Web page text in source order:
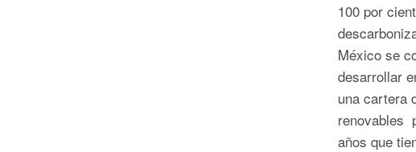
100 por
México se
desarrollar
una cartera
renovables
años que